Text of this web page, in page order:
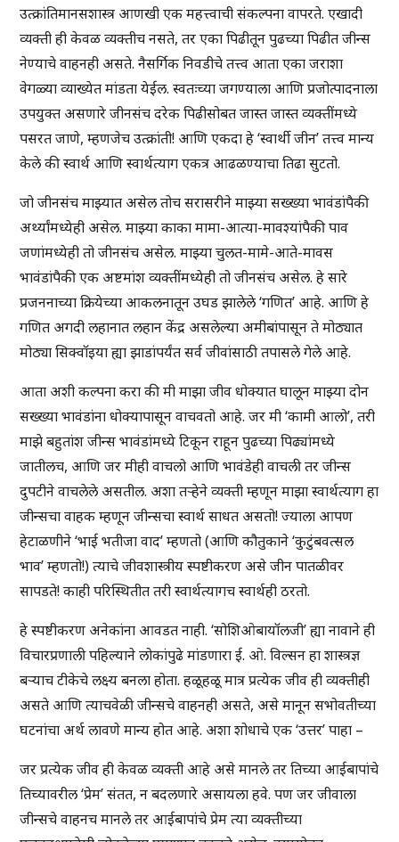
उत्क्रांतिमानसशास्त्र आणखी एक महत्त्वाची संकल्पना वापरते. एखादी
व्यक्ती ही केवळ व्यक्तीच नसते, तर एका पिढीतून पुढच्या पिढीत जीन्स
नेण्याचे वाहनही असते. नैसर्गिक निवडीचे तत्त्व आता एका जराशा
वेगळ्या व्याख्येत मांडता येईल. स्वतःच्या जगण्याला आणि प्रजोत्पादनाला
उपयुक्त असणारे जीनसंच दरेक पिढीसोबत जास्त जास्त व्यक्तींमध्ये
पसरत जाणे, म्हणजेच उत्क्रांती! आणि एकदा हे ‘स्वार्थी जीन’ तत्त्व मान्य
केले की स्वार्थ आणि स्वार्थत्याग एकत्र आढळण्याचा तिढा सुटतो.
जो जीनसंच माझ्यात असेल तोच सरासरीने माझ्या सख्ख्या भावंडांपैकी
अर्थ्यांमध्येही असेल. माझ्या काका मामा-आत्या-मावश्यांपैकी पाव
जणांमध्येही तो जीनसंच असेल. माझ्या चुलत-मामे-आते-मावस
भावंडांपैकी एक अष्टमांश व्यक्तींमध्येही तो जीनसंच असेल. हे सारे
प्रजननाच्या क्रियेच्या आकलनातून उघड झालेले ‘गणित’ आहे. आणि हे
गणित अगदी लहानात लहान केंद्र असलेल्या अमीबांपासून ते मोठ्यात
मोठ्या सिक्वॉइया ह्या झाडांपर्यंत सर्व जीवांसाठी तपासले गेले आहे.
आता अशी कल्पना करा की मी माझा जीव धोक्यात घालून माझ्या दोन
सख्ख्या भावंडांना धोक्यापासून वाचवतो आहे. जर मी ‘कामी आलो’, तरी
माझे बहुतांश जीन्स भावंडांमध्ये टिकून राहून पुढच्या पिढ्यांमध्ये
जातीलच, आणि जर मीही वाचलो आणि भावंडेही वाचली तर जीन्स
दुपटीने वाचलेले असतील. अशा तऱ्हेने व्यक्ती म्हणून माझा स्वार्थत्याग हा
जीन्सचा वाहक म्हणून जीन्सचा स्वार्थ साधत असतो! ज्याला आपण
हेटाळणीने ‘भाई भतीजा वाद’ म्हणतो (आणि कौतुकाने ‘कुटुंबवत्सल
भाव’ म्हणतो!) त्याचे जीवशास्त्रीय स्पष्टीकरण असे जीन पातळीवर
सापडते! काही परिस्थितीत तरी स्वार्थत्यागच स्वार्थही ठरतो.
हे स्पष्टीकरण अनेकांना आवडत नाही. ‘सोशिओबायॉलजी’ ह्या नावाने ही
विचारप्रणाली पहिल्याने लोकांपुढे मांडणारा ई. ओ. विल्सन हा शास्त्रज्ञ
बऱ्याच टीकेचे लक्ष्य बनला होता. हळूहळू मात्र प्रत्येक जीव ही व्यक्तीही
असते आणि त्याचवेळी जीन्सचे वाहनही असते, असे मानून सभोवतीच्या
घटनांचा अर्थ लावणे मान्य होत आहे. अशा शोधाचे एक ‘उत्तर’ पाहा –
जर प्रत्येक जीव ही केवळ व्यक्ती आहे असे मानले तर तिच्या आईबापांचे
तिच्यावरील ‘प्रेम’ संतत, न बदलणारे असायला हवे. पण जर जीवाला
जीन्सचे वाहनच मानले तर आईबापांचे प्रेम त्या व्यक्तीच्या